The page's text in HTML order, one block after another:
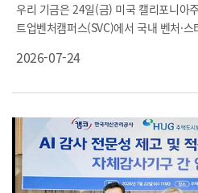
우리 기금은 24일(금) 미국 캘리포니아
트업벤처캠퍼스(SVC)에서 국내 벤처·
2026-07-24